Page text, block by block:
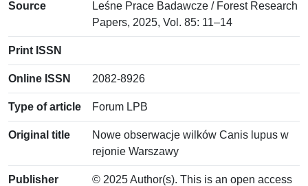
Source
Leśne Prace Badawcze / Forest Research
Papers, 2025, Vol. 85: 11–14
Print ISSN
Online ISSN 2082-8926
Type of article Forum LPB
Original title
Nowe obserwacje wilków Canis lupus w
rejonie Warszawy
Publisher
© 2025 Author(s). This is an open access